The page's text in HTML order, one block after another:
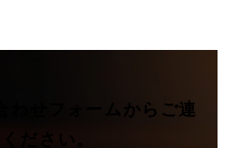
わせフォームから ご連